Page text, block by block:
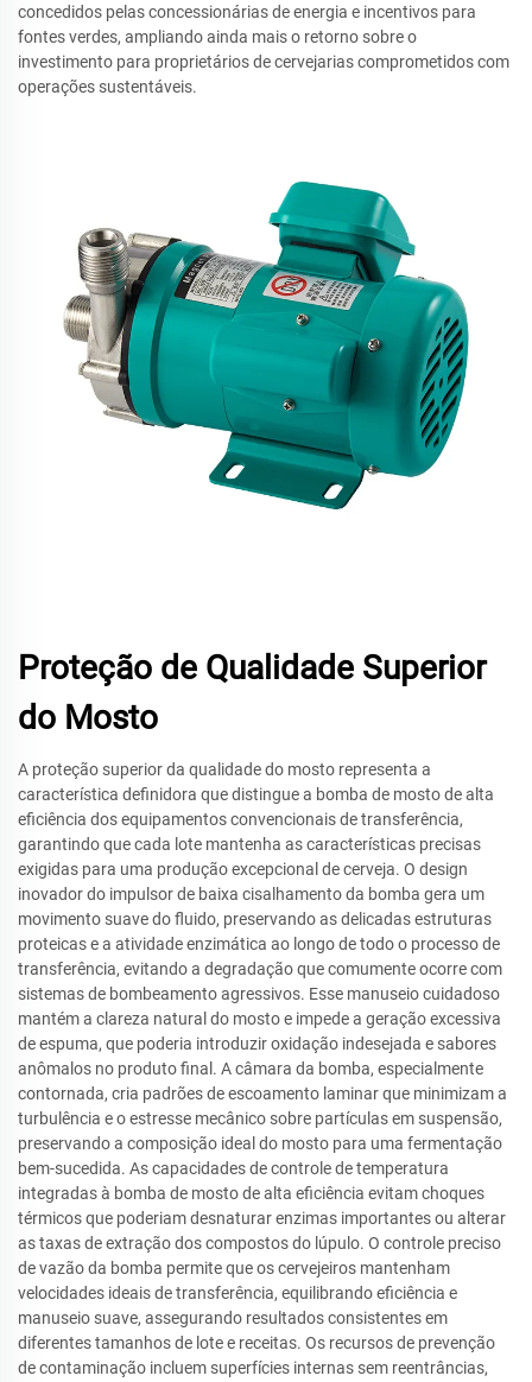
concedidos pelas concessionárias de energia e incentivos para
fontes verdes, ampliando ainda mais o retorno sobre o
investimento para proprietários de cervejarias comprometidos com
operações sustentáveis.
Proteção de Qualidade Superior
do Mosto
A proteção superior da qualidade do mosto representa a
característica definidora que distingue a bomba de mosto de alta
eficiência dos equipamentos convencionais de transferência,
garantindo que cada lote mantenha as características precisas
exigidas para uma produção excepcional de cerveja. O design
inovador do impulsor de baixa cisalhamento da bomba gera um
movimento suave do fluido, preservando as delicadas estruturas
proteicas e a atividade enzimática ao longo de todo o processo de
transferência, evitando a degradação que comumente ocorre com
sistemas de bombeamento agressivos. Esse manuseio cuidadoso
mantém a clareza natural do mosto e impede a geração excessiva
de espuma, que poderia introduzir oxidação indesejada e sabores
anômalos no produto final. A câmara da bomba, especialmente
contornada, cria padrões de escoamento laminar que minimizam a
turbulência e o estresse mecânico sobre partículas em suspensão,
preservando a composição ideal do mosto para uma fermentação
bem-sucedida. As capacidades de controle de temperatura
integradas à bomba de mosto de alta eficiência evitam choques
térmicos que poderiam desnaturar enzimas importantes ou alterar
as taxas de extração dos compostos do lúpulo. O controle preciso
de vazão da bomba permite que os cervejeiros mantenham
velocidades ideais de transferência, equilibrando eficiência e
manuseio suave, assegurando resultados consistentes em
diferentes tamanhos de lote e receitas. Os recursos de prevenção
de contaminação incluem superfícies internas sem reentrâncias,